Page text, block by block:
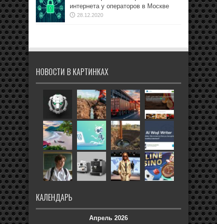
интернета у операторов в Москве
28.12.2020
НОВОСТИ В КАРТИНКАХ
КАЛЕНДАРЬ
Апрель 2026